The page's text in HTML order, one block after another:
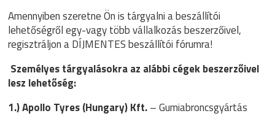
Amennyiben szeretne Ön is tárgyalni a beszállítói
lehetőségről egy-vagy több vállalkozás beszerzőivel,
regisztráljon a DÍJMENTES beszállítói fórumra!
Személyes tárgyalásokra az alábbi cégek beszerzőivel
lesz lehetőség:
1.)Apollo Tyres (Hungary) Kft.– Gumiabroncsgyártás